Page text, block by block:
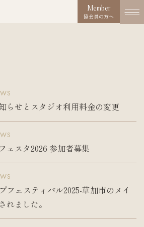
協会の取り組み
Works
コンクール
活動実績
お知らせ
News
Member
協会員の方へ
らせとスタジオ利用料金の変更
ェスタ2026 参加者募集
フェスティバル2025-草加市のメイ
れました。